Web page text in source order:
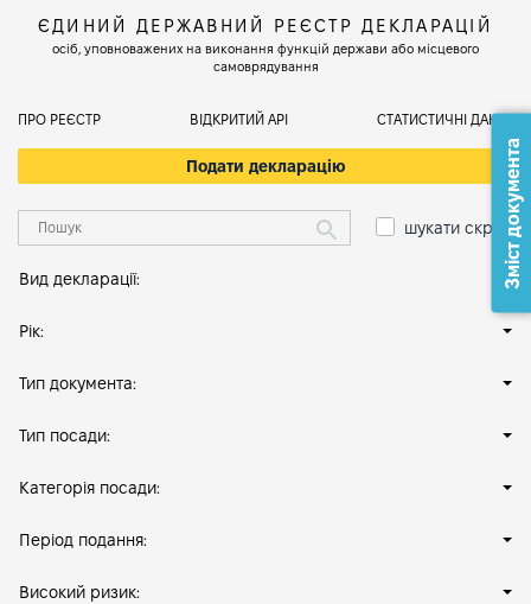
ЄДИНИЙ ДЕРЖАВНИЙ РЕЄСТР ДЕКЛАРАЦІЙ
осіб, уповноважених на виконання функцій держави або місцевого
самоврядування
ПРО РЕЄСТР ВІДКРИТИЙ АРІ СТАТИСТИЧНІ ДАНІ
Подати декларацію
шукати скрізь
Вид декларації:
Рік:
Тип документа:
Тип посади:
Категорія посади:
Період подання:
Високий ризик:
Зміст документа